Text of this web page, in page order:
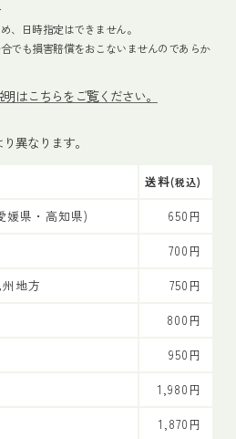
、日時指定はできません。
でも損害賠償をおこないませんのであらか
はこちらをご覧ください。
異なります。
送料(税込)
媛県・高知県)
650円
700円
地方
750円
800円
950円
1,980円
1,870円